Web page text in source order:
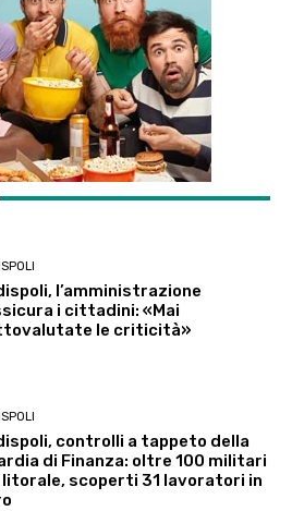
l’amministrazione
i cittadini: «Mai
le criticità»
controlli a tappeto della
di Finanza: oltre 100 militari
litorale, scoperti 31 lavoratori in